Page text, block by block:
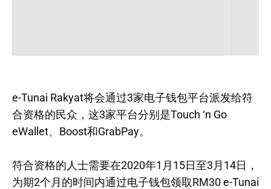
e-Tunai Rakyat将会通过3家电子钱包平台派发给符
合资格的民众，这3家平台分别是Touch ‘n Go
eWallet、Boost和GrabPay。
符合资格的人士需要在2020年1月15日至3月14日，
为期2个月的时间内通过电子钱包领取RM30 e-Tunai